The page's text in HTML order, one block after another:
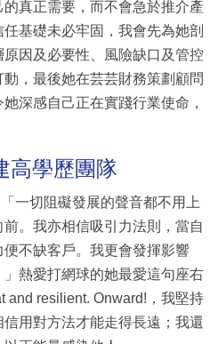
真正需要，而不會急於推介產
基礎未必牢固，我會先為她剖
因及必要性、風險缺口及管控
，最後她在芸芸財務策劃顧問
深感自己正在實踐行業使命，
高學歷團隊
一切阻礙發展的聲音都不用上
。我亦相信吸引力法則，當自
不缺客戶。我更會發揮影響
熱愛打網球的她最愛這句座右
and resilient. Onward!，我堅持
用對方法才能走得長遠；我還